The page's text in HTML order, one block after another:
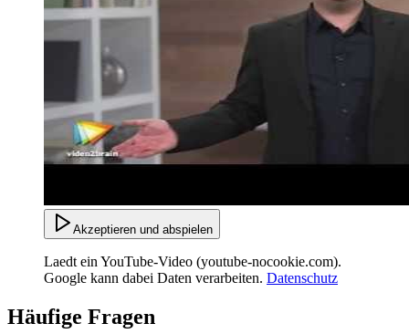
Akzeptieren und abspielen
Laedt ein YouTube-Video (youtube-nocookie.com).
Google kann dabei Daten verarbeiten. Datenschutz
Häufige Fragen